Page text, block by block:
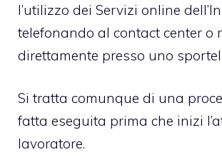
l’utilizzo dei Servizi online
telefonando al contact center o
direttamente presso uno
Si tratta comunque di una
fatta eseguita prima che inizi
lavoratore.